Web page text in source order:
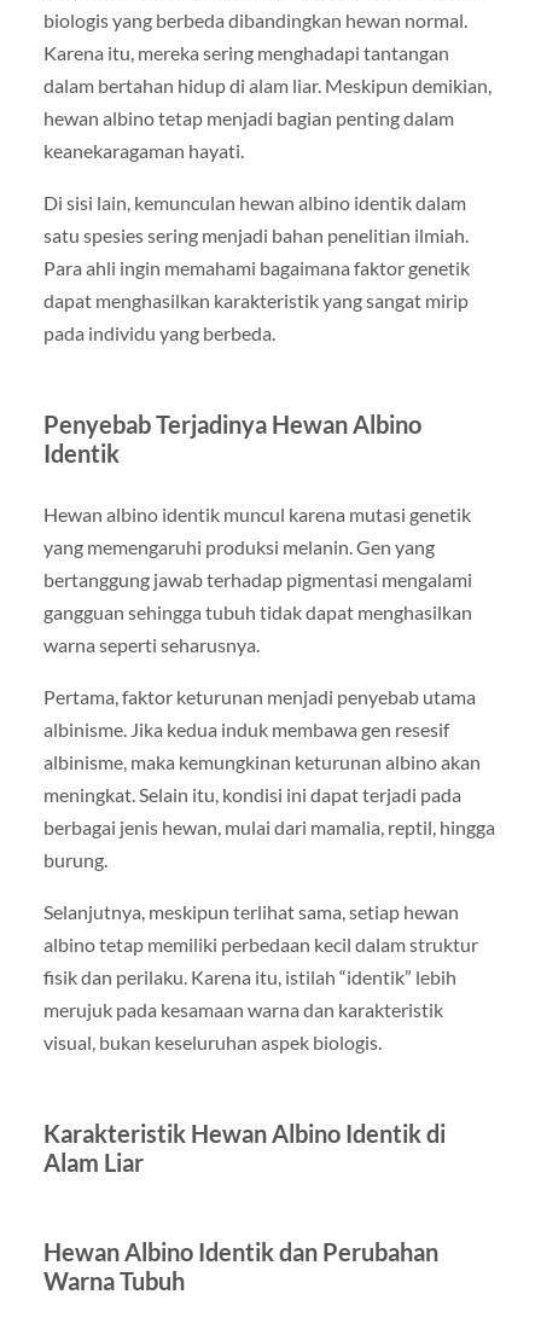
biologis yang berbeda dibandingkan hewan normal.
Karena itu, mereka sering menghadapi tantangan
dalam bertahan hidup di alam liar. Meskipun demikian,
hewan albino tetap menjadi bagian penting dalam
keanekaragaman hayati.
Di sisi lain, kemunculan hewan albino identik dalam
satu spesies sering menjadi bahan penelitian ilmiah.
Para ahli ingin memahami bagaimana faktor genetik
dapat menghasilkan karakteristik yang sangat mirip
pada individu yang berbeda.
Penyebab Terjadinya Hewan Albino
Identik
Hewan albino identik muncul karena mutasi genetik
yang memengaruhi produksi melanin. Gen yang
bertanggung jawab terhadap pigmentasi mengalami
gangguan sehingga tubuh tidak dapat menghasilkan
warna seperti seharusnya.
Pertama, faktor keturunan menjadi penyebab utama
albinisme. Jika kedua induk membawa gen resesif
albinisme, maka kemungkinan keturunan albino akan
meningkat. Selain itu, kondisi ini dapat terjadi pada
berbagai jenis hewan, mulai dari mamalia, reptil, hingga
burung.
Selanjutnya, meskipun terlihat sama, setiap hewan
albino tetap memiliki perbedaan kecil dalam struktur
fisik dan perilaku. Karena itu, istilah “identik” lebih
merujuk pada kesamaan warna dan karakteristik
visual, bukan keseluruhan aspek biologis.
Karakteristik Hewan Albino Identik di
Alam Liar
Hewan Albino Identik dan Perubahan
Warna Tubuh